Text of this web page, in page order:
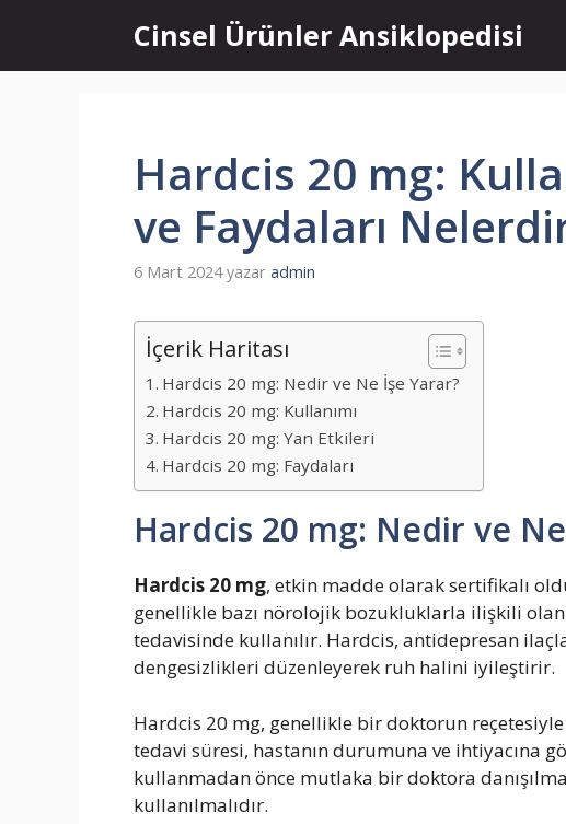
Cinsel Ürünler Ansiklopedisi
Hardcis 20 mg:
ve Faydaları
6 Mart 2024 yazar admin
İçerik Haritası
Hardcis 20 mg: Nedir ve Ne İşe Yarar?
Hardcis 20 mg: Kullanımı
Hardcis 20 mg: Yan Etkileri
Hardcis 20 mg: Faydaları
Hardcis 20 mg: Nedir ve
Hardcis 20 mg, etkin madde olarak sertifikalı
genellikle bazı nörolojik bozukluklarla ilişkili
tedavisinde kullanılır. Hardcis, antidepresan
dengesizlikleri düzenleyerek ruh halini iyileştirir.
Hardcis 20 mg, genellikle bir doktorun reçetesiyle
tedavi süresi, hastanın durumuna ve ihtiyacına
kullanmadan önce mutlaka bir doktora
kullanılmalıdır.